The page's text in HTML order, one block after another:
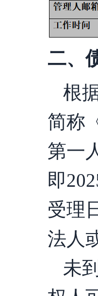
二、
根
简称
第一
即
受理
法人
未